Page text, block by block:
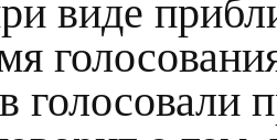
виде
голосовали